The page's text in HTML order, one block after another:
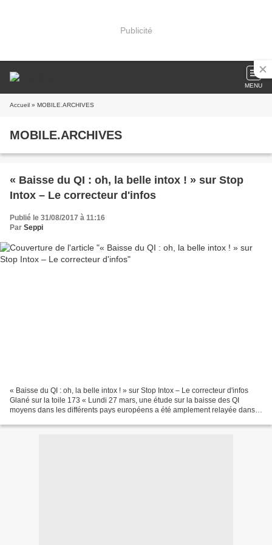
Publicité
MENU
Accueil » MOBILE.ARCHIVES
MOBILE.ARCHIVES
« Baisse du QI : oh, la belle intox ! » sur Stop
Intox – Le correcteur d'infos
Publié le 31/08/2017 à 11:16
Par Seppi
« Baisse du QI : oh, la belle intox ! » sur Stop Intox – Le correcteur d'infos
Glané sur la toile 173 « Lundi 27 mars, une étude sur la baisse des QI
moyens dans les différents pays européens a été amplement relayée dans